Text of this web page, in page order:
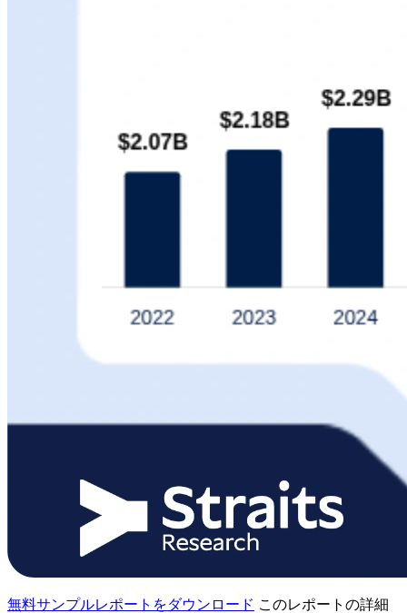
無料サンプルレポートをダウンロード このレポートの詳細